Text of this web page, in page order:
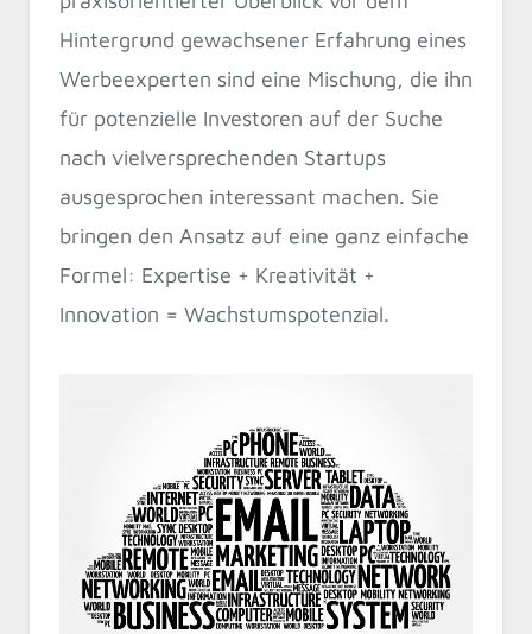
Hintergrund gewachsener Erfahrung eines
Werbeexperten sind eine Mischung, die ihn
für potenzielle Investoren auf der Suche
nach vielversprechenden Startups
ausgesprochen interessant machen. Sie
bringen den Ansatz auf eine ganz einfache
Formel: Expertise + Kreativität +
Innovation = Wachstumspotenzial.